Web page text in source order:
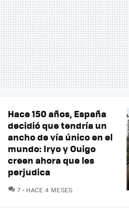
Hace 150 años, España
decidió que tendría un
ancho de vía único en el
mundo: Iryo y Ouigo
creen ahora que les
perjudica
7COMENTARIOS
HACE 4 MESES